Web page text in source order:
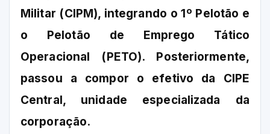
Militar (CIPM), integrando o 1º Pelotão e
o Pelotão de Emprego Tático
Operacional (PETO). Posteriormente,
passou a compor o efetivo da CIPE
Central, unidade especializada da
corporação.